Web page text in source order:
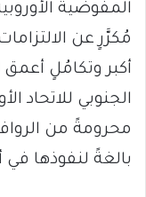
المفوضية
مُكرَّرٍ عن
أكبر وتكامُلٍ
الجنوبي للاتحاد
محرومةً من
بالغةً لنفوذها في